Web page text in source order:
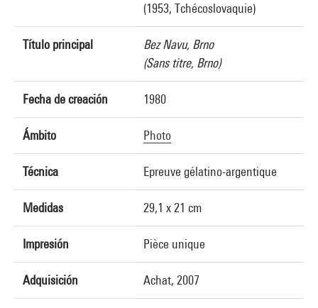
(1953, Tchécoslovaquie)
Título principal
Bez Navu, Brno
(Sans titre, Brno)
Fecha de creación 1980
Ámbito Photo
Técnica Epreuve gélatino-argentique
Medidas 29,1 x 21 cm
Impresión Pièce unique
Adquisición Achat, 2007